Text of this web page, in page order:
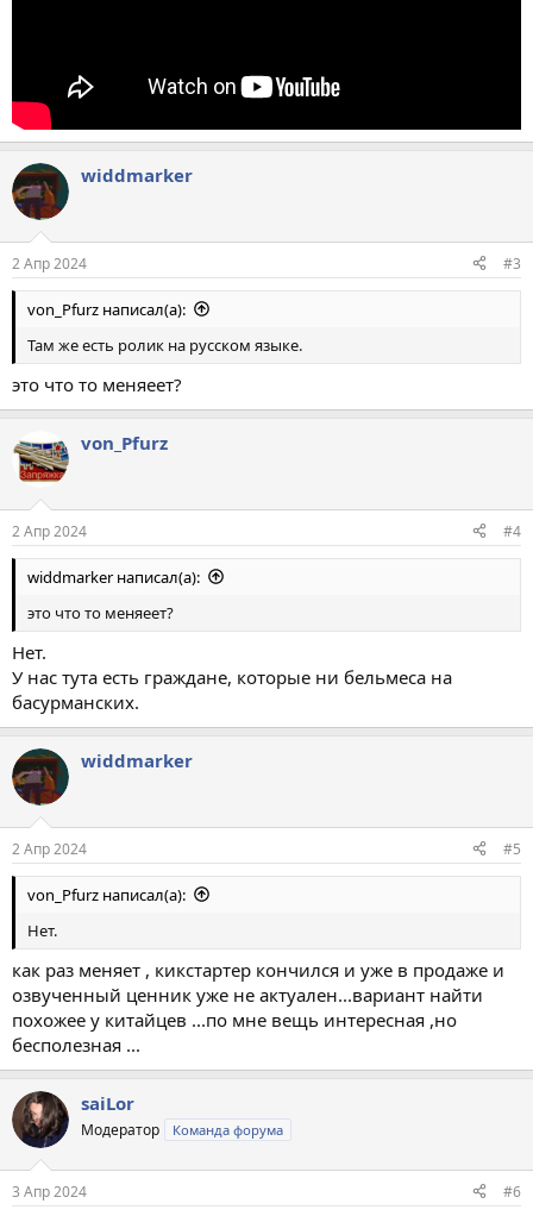
widdmarker
2 Апр 2024 #3
von_Pfurz написал(а):
Там же есть ролик на русском языке.
это что то меняеет?
von_Pfurz
2 Апр 2024 #4
widdmarker написал(а):
это что то меняеет?
Нет.
У нас тута есть граждане, которые ни бельмеса на
басурманских.
widdmarker
2 Апр 2024 #5
von_Pfurz написал(а):
Нет.
как раз меняет , кикстартер кончился и уже в продаже и
озвученный ценник уже не актуален...вариант найти
похожее у китайцев ...по мне вещь интересная ,но
бесполезная ...
saiLor
Модератор Команда форума
3 Апр 2024 #6